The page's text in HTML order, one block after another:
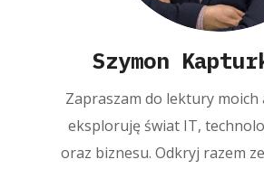
Szymon
Zapraszam do lektury moich
eksploruję świat IT,
oraz biznesu. Odkryj razem